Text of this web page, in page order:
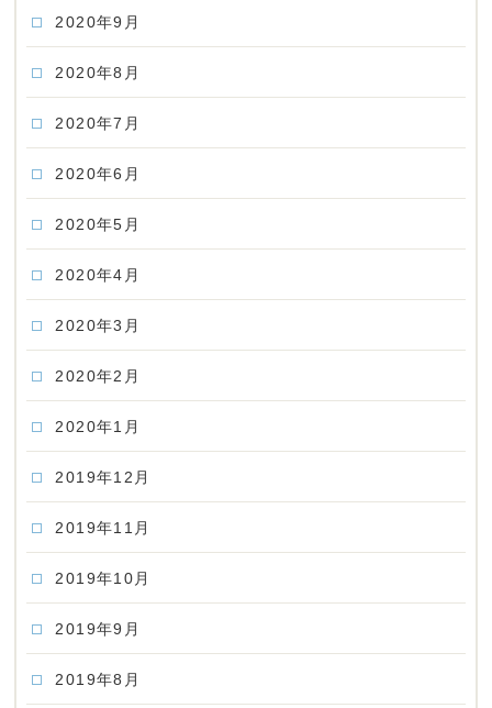
2020年9月
2020年8月
2020年7月
2020年6月
2020年5月
2020年4月
2020年3月
2020年2月
2020年1月
2019年12月
2019年11月
2019年10月
2019年9月
2019年8月